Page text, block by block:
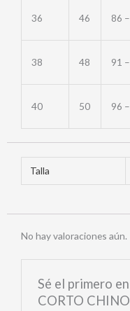
36 46 86
38 48 91
40 50 96
Talla
No hay valoraciones aún.
Sé el primero
CORTO